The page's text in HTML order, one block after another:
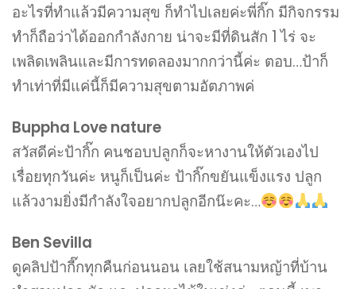
อะไรที่ทำแล้วมีความสุข ก็ทำไปเลยค่ะพี่กิ๊ก มีกิจกรรม
ทำก็ถือว่าได้ออกกำลังกาย น่าจะมีที่ดินสัก 1 ไร่ จะ
เพลิดเพลินและมีการทดลองมากกว่านี้ค่ะ ตอบ…ป้าก็
ทำเท่าที่มีแค่นี้ก็มีความสุขตามอัตภาพค่
Buppha Love nature
สวัสดีค่ะป้ากิ๊ก คนชอบปลูกก็จะหางานให้ตัวเองไป
เรื่อยทุกวันค่ะ หนูก็เป็นค่ะ ป้ากิ๊กขยันแข็งแรง ปลูก
แล้วงามยิ่งมีกำลังใจอยากปลูกอีกน๊ะคะ…
Ben Sevilla
ดูคลิปป้ากี๊กทุกคืนก่อนนอน เลยใช้สนามหญ้าที่บ้าน